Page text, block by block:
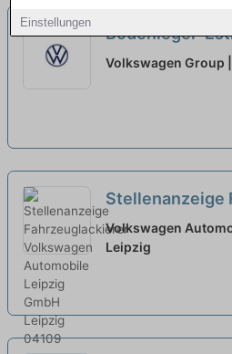
Einstellungen
Bodenleger-
Schiffbau (m/w/
Volkswagen Group
Stellenanzeige
neu
Volkswagen
Leipzig